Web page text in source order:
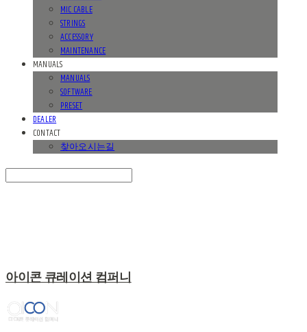
MIC CABLE
STRINGS
ACCESSORY
MAINTENANCE
MANUALS
MANUALS
SOFTWARE
PRESET
DEALER
CONTACT
찾아오시는길
아이콘 큐레이션 컴퍼니